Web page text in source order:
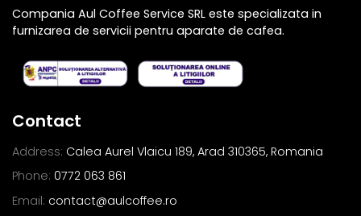
Compania Aul Coffee Service SRL este specializata in
furnizarea de servicii pentru aparate de cafea.
Contact
Address: Calea Aurel Vlaicu 189, Arad 310365, Romania
Phone: 0772 063 861
Email: contact@aulcoffee.ro